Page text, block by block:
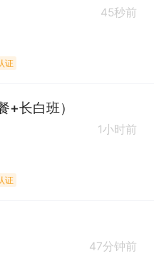
45秒前
证
+长白班）
1小时前
证
47分钟前